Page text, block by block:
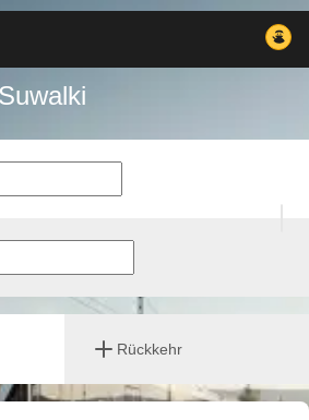
Rückkehr